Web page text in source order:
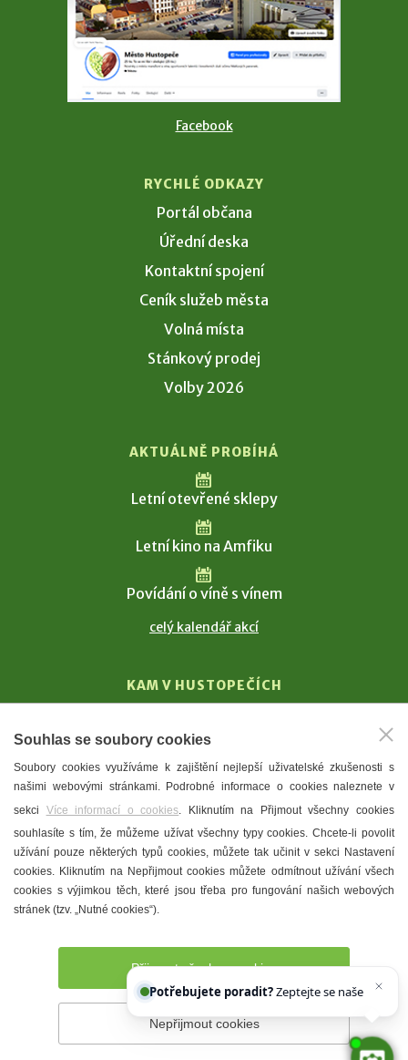
Facebook
RYCHLÉ ODKAZY
Portál občana
Úřední deska
Kontaktní spojení
Ceník služeb města
Volná místa
Stánkový prodej
Volby 2026
AKTUÁLNĚ PROBÍHÁ
Letní otevřené sklepy
Letní kino na Amfiku
Povídání o víně s vínem
celý kalendář akcí
KAM V HUSTOPEČÍCH
T. G. Masaryk
Mandloně
Ubytování
Restaurace
Městské muzeum a galerie
Denní meníčka
Prohlášení o přístupnosti Správce webu
Souhlas se soubory cookies
Soubory cookies využíváme k zajištění nejlepší uživatelské zkušenosti s
našimi webovými stránkami. Podrobné informace o cookies naleznete v
sekci Více informací o cookies. Kliknutím na Přijmout všechny cookies
souhlasíte s tím, že můžeme užívat všechny typy cookies. Chcete-li povolit
užívání pouze některých typů cookies, můžete tak učinit v sekci Nastavení
cookies. Kliknutím na Nepřijmout cookies můžete odmítnout užívání všech
cookies s výjimkou těch, které jsou třeba pro fungování našich webových
stránek (tzv. „Nutné cookies“).
Přijmout všechny cookies
Nepřijmout cookies
Potřebujete poradit?Zeptejte se našeho asistent